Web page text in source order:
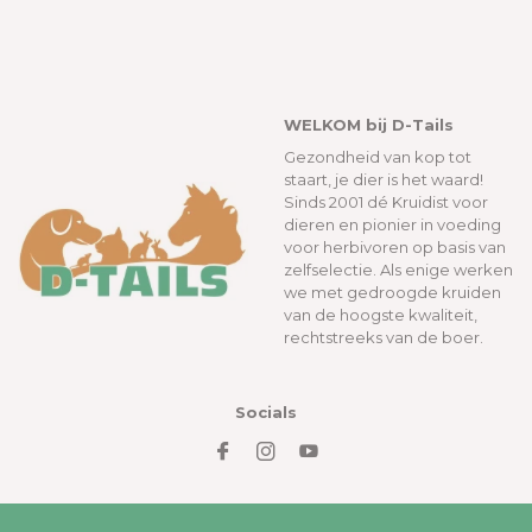
WELKOM bij D-Tails
Gezondheid van kop tot
staart, je dier is het waard!
Sinds 2001 dé Kruidist voor
dieren en pionier in voeding
voor herbivoren op basis van
zelfselectie. Als enige werken
we met gedroogde kruiden
van de hoogste kwaliteit,
rechtstreeks van de boer.
Socials